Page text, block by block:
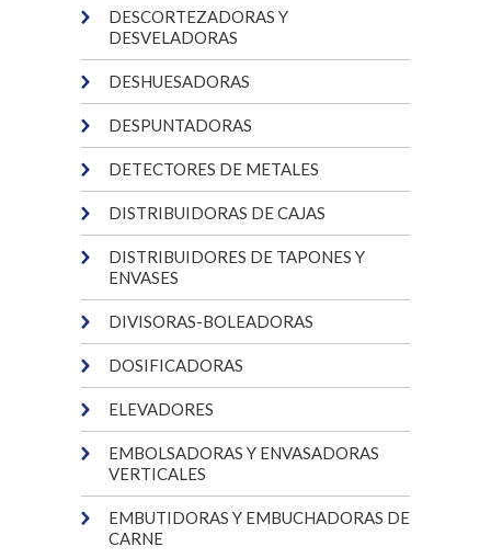
DESCORTEZADORAS Y
DESVELADORAS
DESHUESADORAS
DESPUNTADORAS
DETECTORES DE METALES
DISTRIBUIDORAS DE CAJAS
DISTRIBUIDORES DE TAPONES Y
ENVASES
DIVISORAS-BOLEADORAS
DOSIFICADORAS
ELEVADORES
EMBOLSADORAS Y ENVASADORAS
VERTICALES
EMBUTIDORAS Y EMBUCHADORAS DE
CARNE